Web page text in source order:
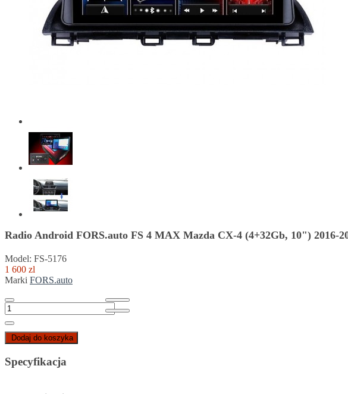
Radio Android FORS.auto FS 4 MAX Mazda CX-4 (4+32Gb, 10") 2016-
Model: FS-5176
1 600 zl
Marki FORS.auto
Dodaj do koszyka
Specyfikacja